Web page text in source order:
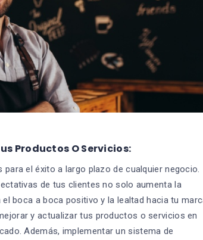
Productos O Servicios:
el éxito a largo plazo de cualquier negocio.
de tus clientes no solo aumenta la
boca a boca positivo y la lealtad hacia tu
y actualizar tus productos o servicios en
Además, implementar un sistema de